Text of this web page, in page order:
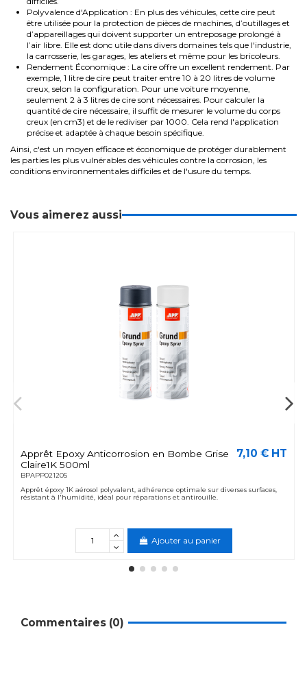
Polyvalence d'Application : En plus des véhicules, cette cire peut
être utilisée pour la protection de pièces de machines, d’outillages et
d’appareillages qui doivent supporter un entreposage prolongé à
l’air libre. Elle est donc utile dans divers domaines tels que l'industrie,
la carrosserie, les garages, les ateliers et même pour les bricoleurs.
Rendement Économique : La cire offre un excellent rendement. Par
exemple, 1 litre de cire peut traiter entre 10 à 20 litres de volume
creux, selon la configuration. Pour une voiture moyenne,
seulement 2 à 3 litres de cire sont nécessaires. Pour calculer la
quantité de cire nécessaire, il suffit de mesurer le volume du corps
creux (en cm3) et de le rediviser par 1000. Cela rend l'application
précise et adaptée à chaque besoin spécifique.
Ainsi, c'est un moyen efficace et économique de protéger durablement
les parties les plus vulnérables des véhicules contre la corrosion, les
conditions environnementales difficiles et de l'usure du temps.
Vous aimerez aussi
Apprêt Epoxy Anticorrosion en Bombe Grise
Claire1K 500ml
BPAPP021205
7,10 € HT
Apprêt époxy 1K aérosol polyvalent, adhérence optimale sur diverses surfaces,
résistant à l'humidité, idéal pour réparations et antirouille.
Ajouter au panier
Commentaires (0)